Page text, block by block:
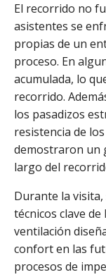
El recorrido no
asistentes se
propias de un
proceso. En
acumulada, lo
recorrido.
los pasadizos
resistencia de
demostraron un
largo del
Durante la
técnicos clave
ventilación
confort en las
procesos de